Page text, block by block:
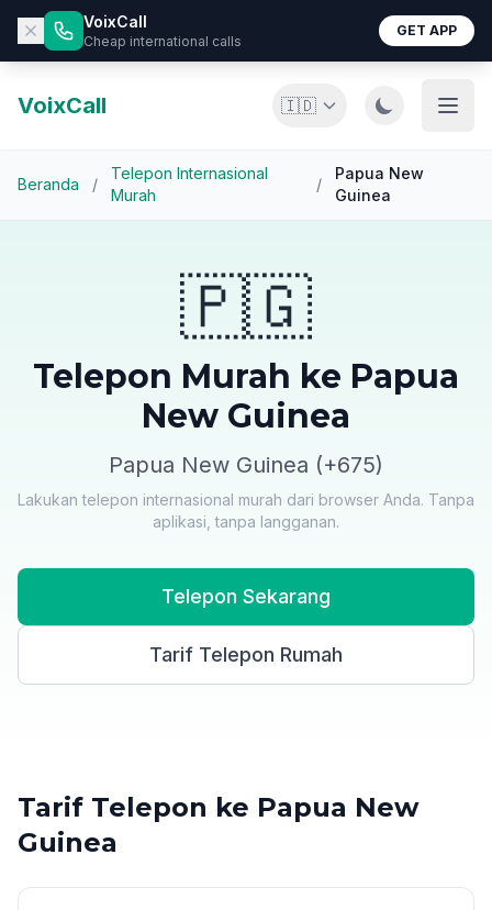
VoixCall
Cheap international calls
GET APP
VoixCall 🇮🇩
Beranda /
Telepon Internasional
Murah
/
Papua New
Guinea
🇵🇬
Telepon Murah ke Papua
New Guinea
Papua New Guinea (+675)
Lakukan telepon internasional murah dari browser Anda. Tanpa
aplikasi, tanpa langganan.
Telepon Sekarang
Tarif Telepon Rumah
Tarif Telepon ke Papua New
Guinea